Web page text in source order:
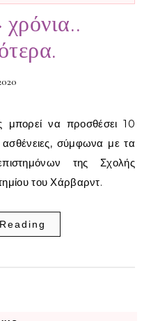
μπορεί να προσθέσει 10
σύμφωνα με τα
της Σχολής
του Χάρβαρντ.